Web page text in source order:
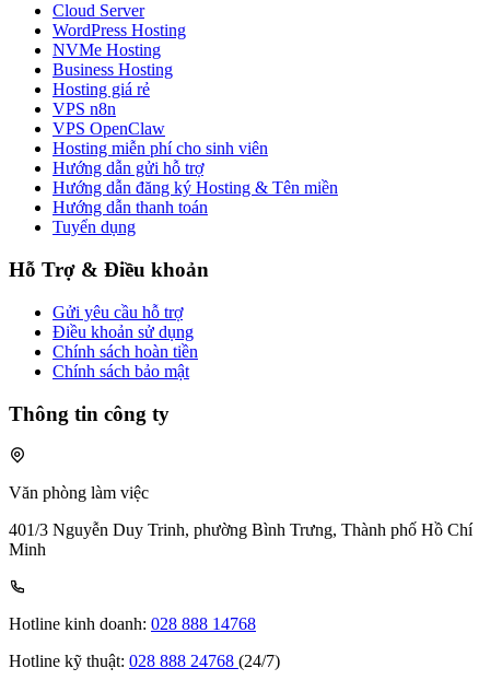
Cloud Server
WordPress Hosting
NVMe Hosting
Business Hosting
Hosting giá rẻ
VPS n8n
VPS OpenClaw
Hosting miễn phí cho sinh viên
Hướng dẫn gửi hỗ trợ
Hướng dẫn đăng ký Hosting & Tên miền
Hướng dẫn thanh toán
Tuyển dụng
Hỗ Trợ & Điều khoản
Gửi yêu cầu hỗ trợ
Điều khoản sử dụng
Chính sách hoàn tiền
Chính sách bảo mật
Thông tin công ty
Văn phòng làm việc
401/3 Nguyễn Duy Trinh, phường Bình Trưng, Thành phố Hồ Chí
Minh
Hotline kinh doanh: 028 888 14768
Hotline kỹ thuật: 028 888 24768 (24/7)